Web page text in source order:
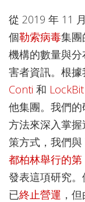
從 2019 年 11
個勒索病毒集團
機構的數量與
害者資訊。根據
Conti 和 LockBit
他集團。我們
方法來深入掌
策方式，我們
都柏林舉行的
發表這項研究
已終止營運 ，